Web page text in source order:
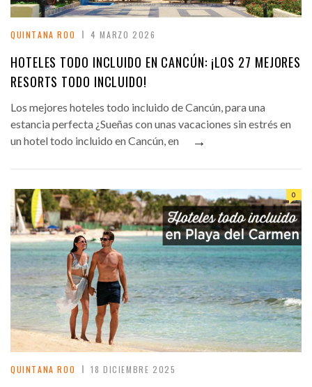
QUINTANA ROO 4 MARZO 2026
HOTELES TODO INCLUIDO EN CANCÚN: ¡LOS 27 MEJORES
RESORTS TODO INCLUIDO!
Los mejores hoteles todo incluido de Cancún, para una
estancia perfecta ¿Sueñas con unas vacaciones sin estrés en
un hotel todo incluido en Cancún, en
→
0
QUINTANA ROO 18 DICIEMBRE 2025